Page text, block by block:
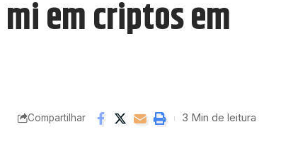
mi em criptos em
Compartilhar 3 Min de leitura